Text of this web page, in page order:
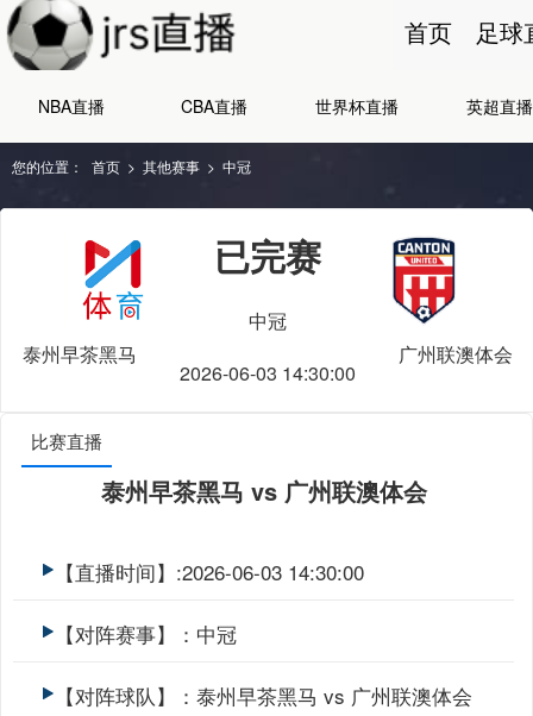
首页 足球
NBA直播 CBA直播 世界杯直播 英超直播
您的位置： 首页 > 其他赛事 > 中冠
泰州早茶黑马
已完赛
中冠
2026-06-03 14:30:00
广州联澳体会
比赛直播
泰州早茶黑马 vs 广州联澳体会
【直播时间】:2026-06-03 14:30:00
【对阵赛事】：中冠
【对阵球队】：泰州早茶黑马 vs 广州联澳体会